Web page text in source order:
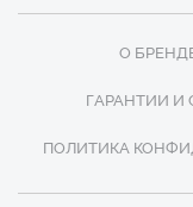
О
ГАРАНТИИ И
ПОЛИТИКА